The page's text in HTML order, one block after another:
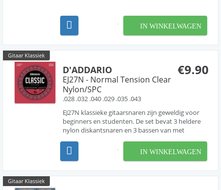
IN WINKELWAGEN
Gitaar Klassiek
€9.90
D'ADDARIO
EJ27N - Normal Tension Clear
Nylon/SPC
.028 .032 .040 .029 .035 .043
EJ27N klassieke gitaarsnaren zijn geweldig voor
beginners en studenten. De set bevat 3 heldere
nylon diskantsnaren en 3 bassen van met
Student Grade-snaren zorgen voor een warme,
lang aanhoudende tone.
IN WINKELWAGEN
Gitaar Klassiek